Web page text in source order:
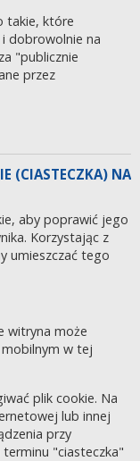
takie, które
dobrowolnie na
"publicznie
przez
(CIASTECZKA) NA
aby poprawić jego
Korzystając z
umieszczać tego
witryna może
w tej
plik cookie. Na
lub innej
przy
"ciasteczka"